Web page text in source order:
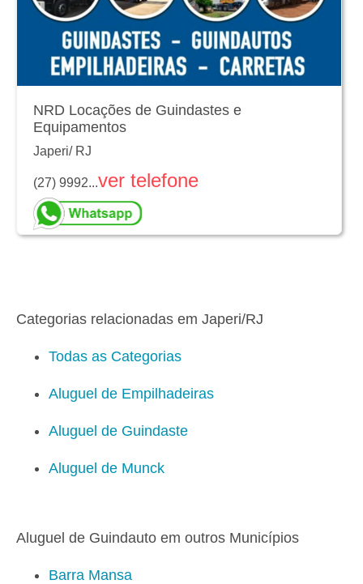
NRD Locações de Guindastes e
Equipamentos
Japeri/ RJ
(27) 9992...ver telefone
Categorias relacionadas em Japeri/RJ
Todas as Categorias
Aluguel de Empilhadeiras
Aluguel de Guindaste
Aluguel de Munck
Aluguel de Guindauto em outros Municípios
Barra Mansa